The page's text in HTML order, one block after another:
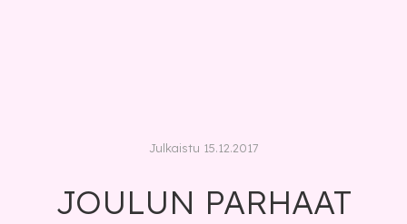
Julkaistu 15.12.2017
JOULUN PARHAAT